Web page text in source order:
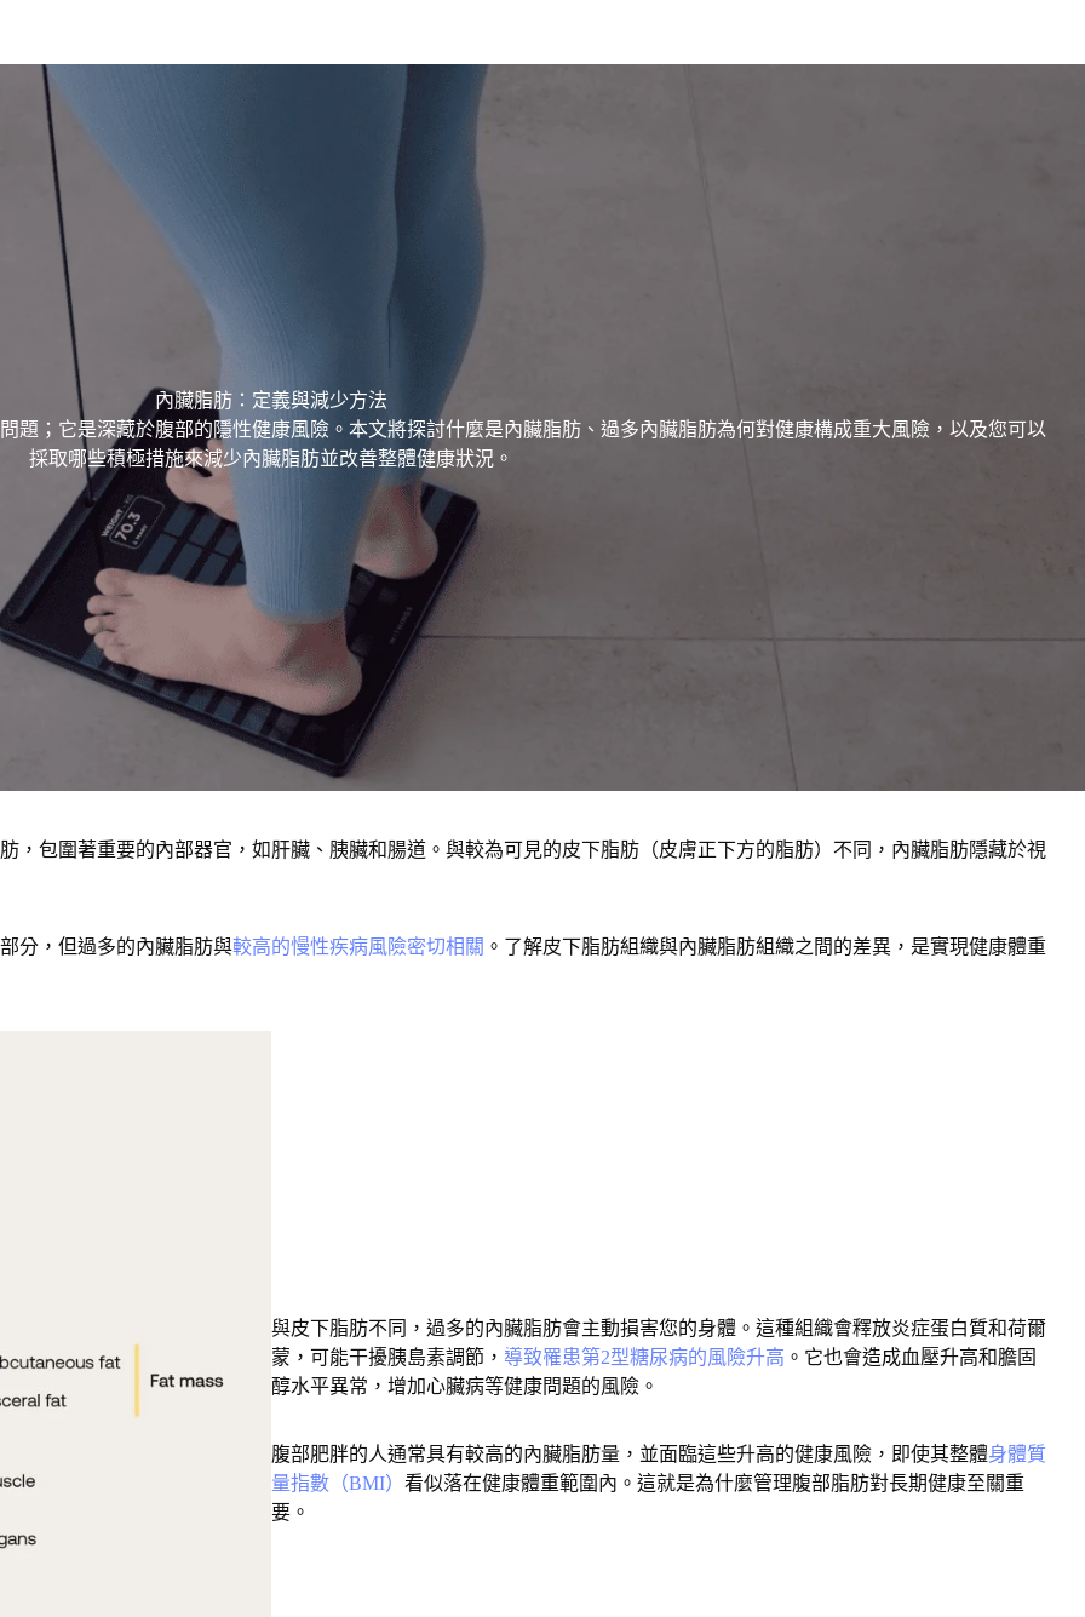
內臟脂肪：定義與減少方法
題；它是深藏於腹部的隱性健康風險。本文將探討什麼是內臟脂肪、過多內臟脂肪為何對健康構成重大風險，以及您可以
採取哪些積極措施來減少內臟脂肪並改善整體健康狀況。
，包圍著重要的內部器官，如肝臟、胰臟和腸道 。與較為可見的皮下脂肪（皮膚正下方的脂肪）不同，內臟脂肪隱藏於視
分，但過多的內臟脂肪與較高的慢性疾病風險密切相關 。了解皮下脂肪組織與內臟脂肪組織之間的差異，是實現健康體重
與皮下脂肪不同，過多的內臟脂肪會主動損害您的身體。這種組織會釋放炎症蛋白質和荷爾
蒙，可能干擾胰島素調節， 導致罹患第2型糖尿病的風險升高 。它也會造成血壓升高和膽固
醇水平異常，增加心臟病等健康問題的風險。
腹部肥胖的人通常具有較高的內臟脂肪量，並面臨這些升高的健康風險，即使其整體身體質
量指數（BMI） 看似落在健康體重範圍內。這就是為什麼管理腹部脂肪對長期健康至關重
要。